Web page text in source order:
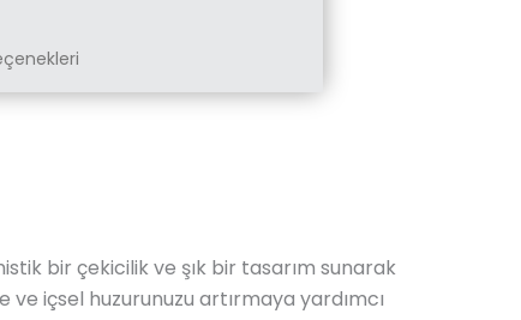
bir çekicilik ve şık bir tasarım sunarak
içsel huzurunuzu artırmaya yardımcı